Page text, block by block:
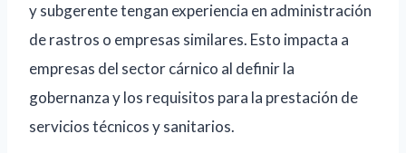
y subgerente tengan experiencia en administración
de rastros o empresas similares. Esto impacta a
empresas del sector cárnico al definir la
gobernanza y los requisitos para la prestación de
servicios técnicos y sanitarios.